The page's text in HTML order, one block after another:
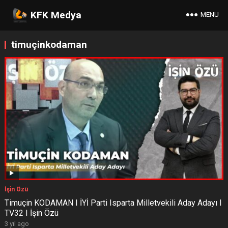
KFK Medya MENU
timuçinkodaman
İşin Özü
Timuçin KODAMAN I İYİ Parti Isparta Milletvekili Aday Adayı I
TV32 I İşin Özü
3 yıl ago